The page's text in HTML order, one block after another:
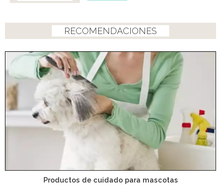
RECOMENDACIONES
Productos de cuidado para mascotas